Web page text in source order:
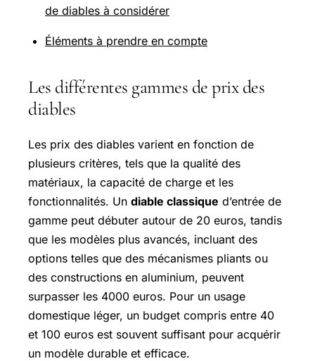
de diables à considérer
Éléments à prendre en compte
Les différentes gammes de prix des
diables
Les prix des diables varient en fonction de
plusieurs critères, tels que la qualité des
matériaux, la capacité de charge et les
fonctionnalités. Un diable classique d’entrée de
gamme peut débuter autour de 20 euros, tandis
que les modèles plus avancés, incluant des
options telles que des mécanismes pliants ou
des constructions en aluminium, peuvent
surpasser les 4000 euros. Pour un usage
domestique léger, un budget compris entre 40
et 100 euros est souvent suffisant pour acquérir
un modèle durable et efficace.